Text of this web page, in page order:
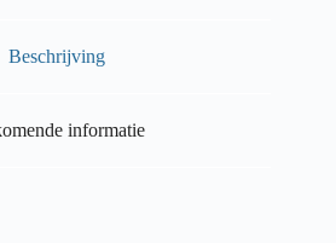
Beschrijving
informatie